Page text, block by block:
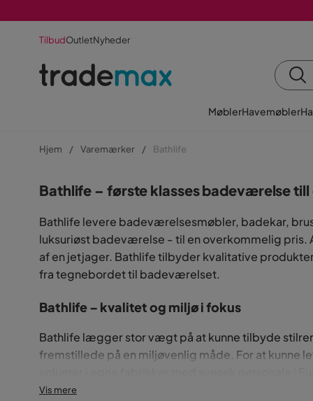
TilbudOutletNyheder
MøblerHavemøbler
Hjem Varemærker Bathlife
Bathlife – første klasses badeværelse
Bathlife levere badeværelsesmøbler, badekar,
luksuriøst badeværelse - til en overkommelig pris.
af en jetjager. Bathlife tilbyder kvalitative
fra tegnebordet til badeværelset.
Bathlife – kvalitet og miljø i fokus
Bathlife lægger stor vægt på at kunne tilbyde
fremstillede på en miljøvenlig måde. For at kunne
Samtlige produkter fra Bathlife er certificerede i
Vis mere